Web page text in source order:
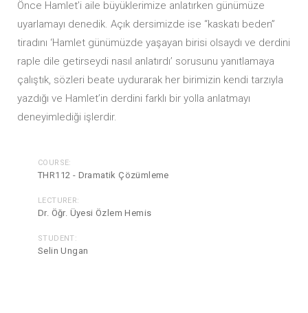
Önce Hamlet’i aile büyüklerimize anlatırken günümüze
uyarlamayı denedik. Açık dersimizde ise “kaskatı beden”
tiradını ‘Hamlet günümüzde yaşayan birisi olsaydı ve derdini
raple dile getirseydi nasıl anlatırdı’ sorusunu yanıtlamaya
çalıştık, sözleri beate uydurarak her birimizin kendi tarzıyla
yazdığı ve Hamlet’in derdini farklı bir yolla anlatmayı
deneyimlediği işlerdir.
COURSE:
THR112 - Dramatik Çözümleme
LECTURER:
Dr. Öğr. Üyesi Özlem Hemis
STUDENT:
Selin Ungan